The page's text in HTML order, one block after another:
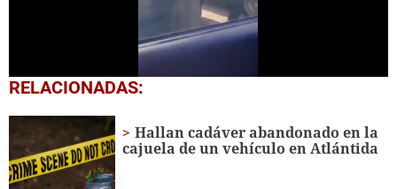
0
seconds
minute,
RELACIONADAS:
Hallan cadáver abandonado en la
cajuela de un vehículo en Atlántida